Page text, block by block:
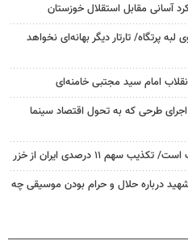
آسانی مقابل استقلال خوزستان
پرتگاه/ تارتار دیگر بهانه‌ای نخواهد
امام سید مجتبی خامنه‌ای
طرحی که به تحول اقتصاد سینما
سهم ۱۱ درصدی ایران از خزر
درباره حلال و حرام بودن موسیقی چه